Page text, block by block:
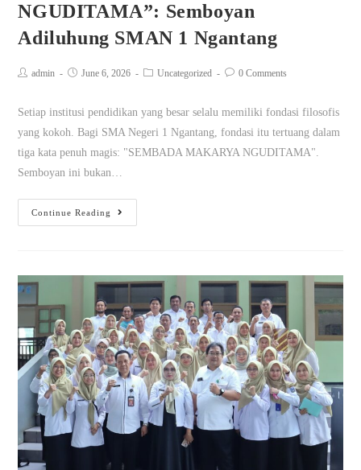
NGUDITAMA”: Semboyan
Adiluhung SMAN 1 Ngantang
admin June 6, 2026 Uncategorized 0 Comments
Setiap institusi pendidikan yang besar selalu memiliki fondasi filosofis
yang kokoh. Bagi SMA Negeri 1 Ngantang, fondasi itu tertuang dalam
tiga kata penuh magis: "SEMBADA MAKARYA NGUDITAMA".
Semboyan ini bukan…
Continue Reading